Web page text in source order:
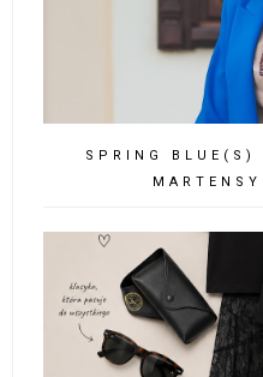
SPRING BLUE(S)